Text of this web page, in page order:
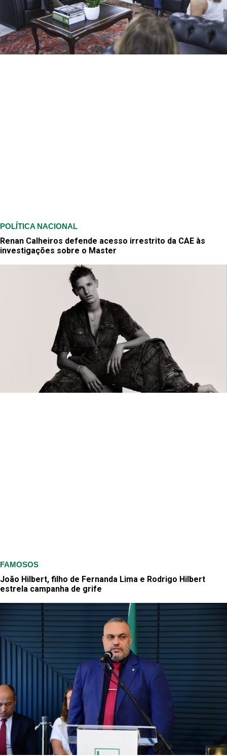
POLÍTICA NACIONAL
Renan Calheiros defende acesso irrestrito da CAE às
investigações sobre o Master
FAMOSOS
João Hilbert, filho de Fernanda Lima e Rodrigo Hilbert
estrela campanha de grife